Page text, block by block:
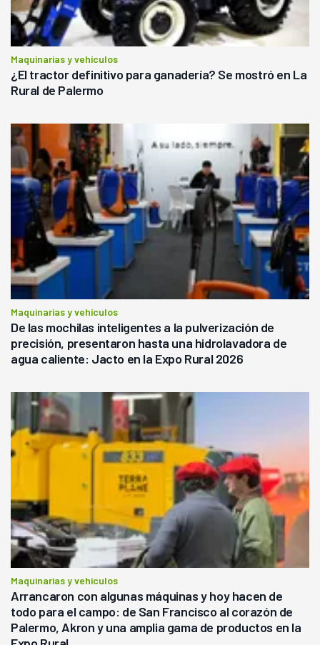
Maquinarias y vehículos
¿El tractor definitivo para ganadería? Se mostró en La
Rural de Palermo
Maquinarias y vehículos
De las mochilas inteligentes a la pulverización de
precisión, presentaron hasta una hidrolavadora de
agua caliente: Jacto en la Expo Rural 2026
Maquinarias y vehículos
Arrancaron con algunas máquinas y hoy hacen de
todo para el campo: de San Francisco al corazón de
Palermo, Akron y una amplia gama de productos en la